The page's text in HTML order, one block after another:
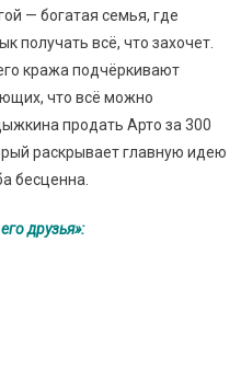
— богатая семья, где
получать всё, что захочет.
кража подчёркивают
что всё можно
продать Арто за 300
раскрывает главную идею
бесценна.
друзья»: